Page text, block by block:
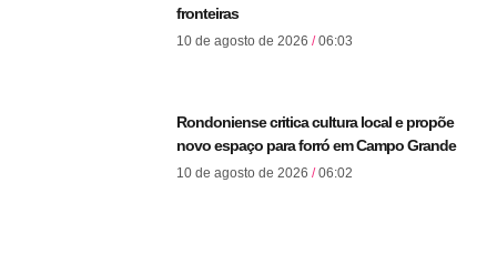
fronteiras
10 de agosto de 2026 06:03
Rondoniense critica cultura local e propõe
novo espaço para forró em Campo Grande
10 de agosto de 2026 06:02